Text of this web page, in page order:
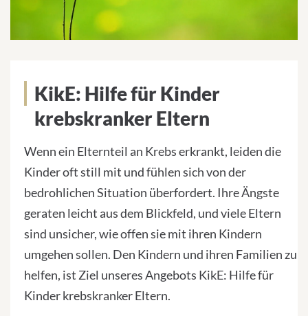
KikE: Hilfe für Kinder
krebskranker Eltern
Wenn ein Elternteil an Krebs erkrankt, leiden die
Kinder oft still mit und fühlen sich von der
bedrohlichen Situation überfordert. Ihre Ängste
geraten leicht aus dem Blickfeld, und viele Eltern
sind unsicher, wie offen sie mit ihren Kindern
umgehen sollen. Den Kindern und ihren Familien zu
helfen, ist Ziel unseres Angebots KikE: Hilfe für
Kinder krebskranker Eltern.